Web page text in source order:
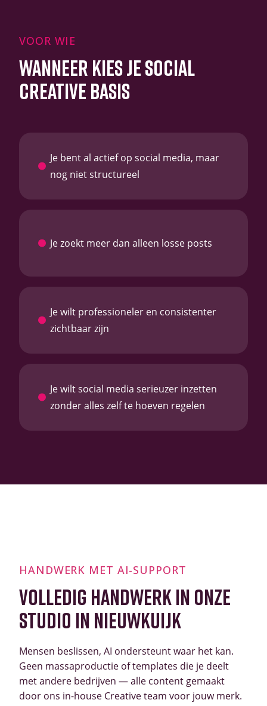
VOOR WIE
WANNEER KIES JE SOCIAL
CREATIVE BASIS
Je bent al actief op social media, maar
nog niet structureel
Je zoekt meer dan alleen losse posts
Je wilt professioneler en consistenter
zichtbaar zijn
Je wilt social media serieuzer inzetten
zonder alles zelf te hoeven regelen
HANDWERK MET AI-SUPPORT
VOLLEDIG HANDWERK IN ONZE
STUDIO IN NIEUWKUIJK
Mensen beslissen, AI ondersteunt waar het kan.
Geen massaproductie of templates die je deelt
met andere bedrijven — alle content gemaakt
door ons in-house Creative team voor jouw merk.